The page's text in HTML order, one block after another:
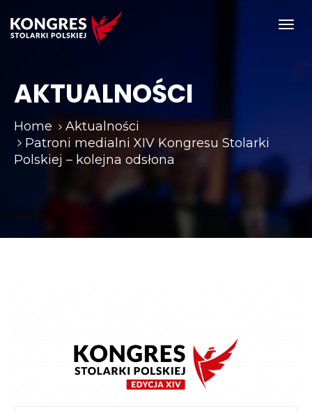
AKTUALNOŚCI
Home
Aktualności
Patroni medialni XIV Kongresu Stolarki
Polskiej – kolejna odsłona